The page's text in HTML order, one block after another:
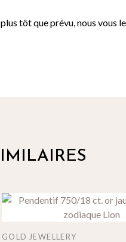
tôt que prévu, nous vous
GOLD JEWELLERY